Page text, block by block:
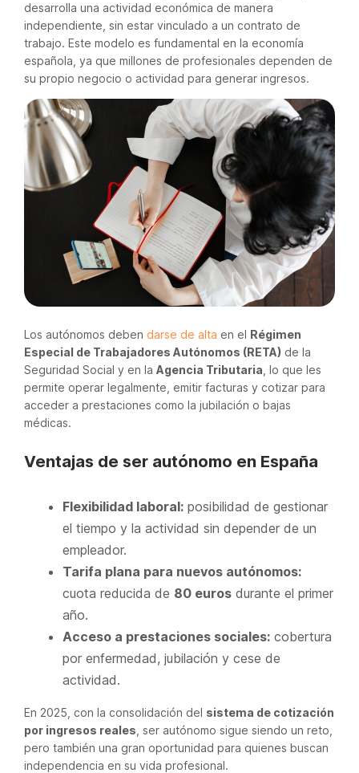
desarrolla una actividad económica de manera
independiente, sin estar vinculado a un contrato de
trabajo. Este modelo es fundamental en la economía
española, ya que millones de profesionales dependen de
su propio negocio o actividad para generar ingresos.
Los autónomos deben darse de alta en el Régimen
Especial de Trabajadores Autónomos (RETA) de la
Seguridad Social y en la Agencia Tributaria , lo que les
permite operar legalmente, emitir facturas y cotizar para
acceder a prestaciones como la jubilación o bajas
médicas.
Ventajas de ser autónomo en España
Flexibilidad laboral: posibilidad de gestionar
el tiempo y la actividad sin depender de un
empleador.
Tarifa plana para nuevos autónomos:
cuota reducida de 80 euros durante el primer
año.
Acceso a prestaciones sociales: cobertura
por enfermedad, jubilación y cese de
actividad.
En 2025, con la consolidación del sistema de cotización
por ingresos reales , ser autónomo sigue siendo un reto,
pero también una gran oportunidad para quienes buscan
independencia en su vida profesional.